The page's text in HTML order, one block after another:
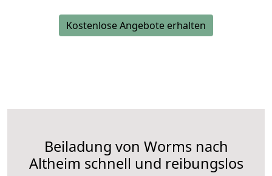
Kostenlose Angebote erhalten
Beiladung von Worms nach
Altheim schnell und reibungslos